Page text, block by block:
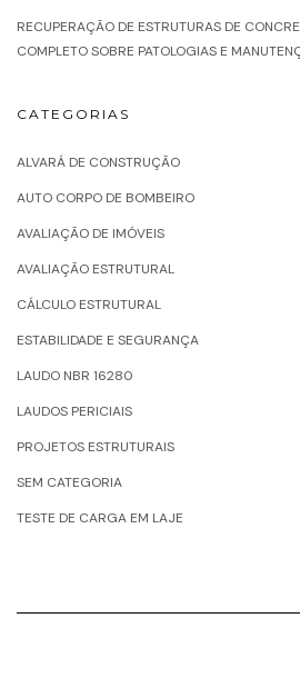
RECUPERAÇÃO DE ESTRUTURAS DE
COMPLETO SOBRE PATOLOGIAS E
CATEGORIAS
ALVARÁ DE CONSTRUÇÃO
AUTO CORPO DE BOMBEIRO
AVALIAÇÃO DE IMÓVEIS
AVALIAÇÃO ESTRUTURAL
CÁLCULO ESTRUTURAL
ESTABILIDADE E SEGURANÇA
LAUDO NBR 16280
LAUDOS PERICIAIS
PROJETOS ESTRUTURAIS
SEM CATEGORIA
TESTE DE CARGA EM LAJE